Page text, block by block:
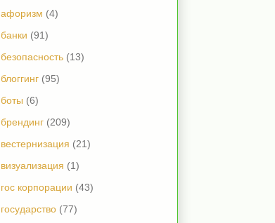
афоризм (4)
банки (91)
безопасность (13)
блоггинг (95)
боты (6)
брендинг (209)
вестернизация (21)
визуализация (1)
гос корпорации (43)
государство (77)